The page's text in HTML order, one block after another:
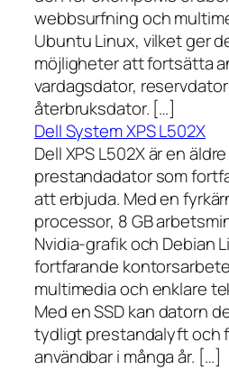
webbsurfning och
Ubuntu Linux, vilket ger
möjligheter att fortsätta
vardagsdator,
återbruksdator. […]
Dell System XPS L502X
Dell XPS L502X är en
prestandadator som
att erbjuda. Med en
processor, 8 GB
Nvidia-grafik och Debian
fortfarande
multimedia och enklare
Med en SSD kan datorn
tydligt prestandalyft och
användbar i många år. […]